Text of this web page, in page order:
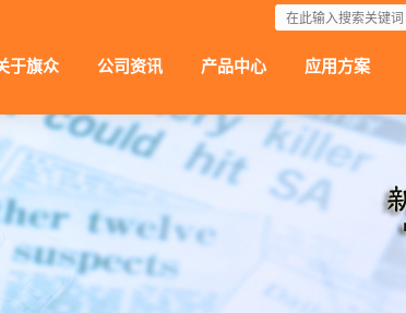
于旗众 公司资讯 产品中心 应用方案